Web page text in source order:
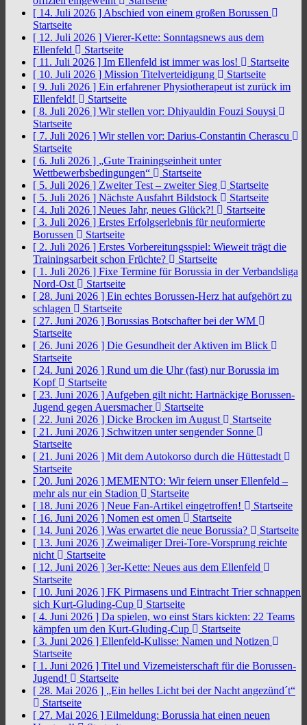
[ 14. Juli 2026 ] Abschied von einem großen Borussen
Startseite
[ 12. Juli 2026 ] Vierer-Kette: Sonntagsnews aus dem
Ellenfeld
Startseite
[ 11. Juli 2026 ] Im Ellenfeld ist immer was los!
Startseite
[ 10. Juli 2026 ] Mission Titelverteidigung
Startseite
[ 9. Juli 2026 ] Ein erfahrener Physiotherapeut ist zurück im
Ellenfeld!
Startseite
[ 8. Juli 2026 ] Wir stellen vor: Dhiyauldin Fouzi Souysi
Startseite
[ 7. Juli 2026 ] Wir stellen vor: Darius-Constantin Cherascu
Startseite
[ 6. Juli 2026 ] „Gute Trainingseinheit unter
Wettbewerbsbedingungen“
Startseite
[ 5. Juli 2026 ] Zweiter Test – zweiter Sieg
Startseite
[ 5. Juli 2026 ] Nächste Ausfahrt Bildstock
Startseite
[ 4. Juli 2026 ] Neues Jahr, neues Glück?!
Startseite
[ 3. Juli 2026 ] Erstes Erfolgserlebnis für neuformierte
Borussen
Startseite
[ 2. Juli 2026 ] Erstes Vorbereitungsspiel: Wieweit trägt die
Trainingsarbeit schon Früchte?
Startseite
[ 1. Juli 2026 ] Fixe Termine für Borussia in der Verbandsliga
Nord-Ost
Startseite
[ 28. Juni 2026 ] Ein echtes Borussen-Herz hat aufgehört zu
schlagen
Startseite
[ 27. Juni 2026 ] Borussias Botschafter bei der WM
Startseite
[ 26. Juni 2026 ] Die Gesundheit der Aktiven im Blick
Startseite
[ 24. Juni 2026 ] Rund um die Uhr (fast) nur Borussia im
Kopf
Startseite
[ 23. Juni 2026 ] Aufgeben gilt nicht: Hartnäckige Borussen-
Jugend gegen Auersmacher
Startseite
[ 22. Juni 2026 ] Dicke Brocken im August
Startseite
[ 21. Juni 2026 ] Schwitzen unter sengender Sonne
Startseite
[ 21. Juni 2026 ] Mit dem Autokorso durch die Hüttestadt
Startseite
[ 20. Juni 2026 ] MEMENTO: Wir feiern unser Ellenfeld –
mehr als nur ein Stadion
Startseite
[ 18. Juni 2026 ] Neue Fan-Artikel eingetroffen!
Startseite
[ 16. Juni 2026 ] Nomen est omen
Startseite
[ 14. Juni 2026 ] Was erwartet die neue Borussia?
Startseite
[ 13. Juni 2026 ] Zweimaliger Drei-Tore-Vorsprung reichte
nicht
Startseite
[ 12. Juni 2026 ] 3er-Kette: Neues aus dem Ellenfeld
Startseite
[ 10. Juni 2026 ] FK Pirmasens und Eintracht Trier schnappen
sich Kurt-Gluding-Cup
Startseite
[ 4. Juni 2026 ] Da spielen, wo einst Stars kickten: 22 Teams
kämpfen um den Kurt-Gluding-Cup
Startseite
[ 3. Juni 2026 ] Ellenfeld-Kulisse: Namen und Notizen
Startseite
[ 1. Juni 2026 ] Titel und Vizemeisterschaft für die Borussen-
Jugend!
Startseite
[ 28. Mai 2026 ] „Ein helles Licht bei der Nacht angezünd´t“
Startseite
[ 27. Mai 2026 ] Eilmeldung: Borussia hat einen neuen